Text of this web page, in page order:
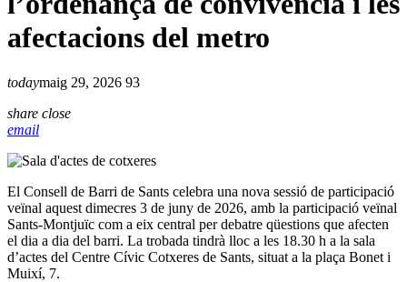
afectacions del metro
todaymaig 29, 2026 93
share close
email
El Consell de Barri de Sants celebra una nova sessió de participació
veïnal aquest dimecres 3 de juny de 2026, amb la participació veïnal
Sants-Montjuïc com a eix central per debatre qüestions que afecten
el dia a dia del barri. La trobada tindrà lloc a les 18.30 h a la sala
d’actes del Centre Cívic Cotxeres de Sants, situat a la plaça Bonet i
Muixí, 7.